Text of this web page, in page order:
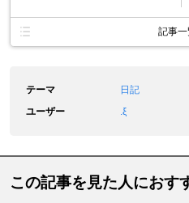
記事
テーマ
日記
ユーザー
.ξ
この記事を見た人におす